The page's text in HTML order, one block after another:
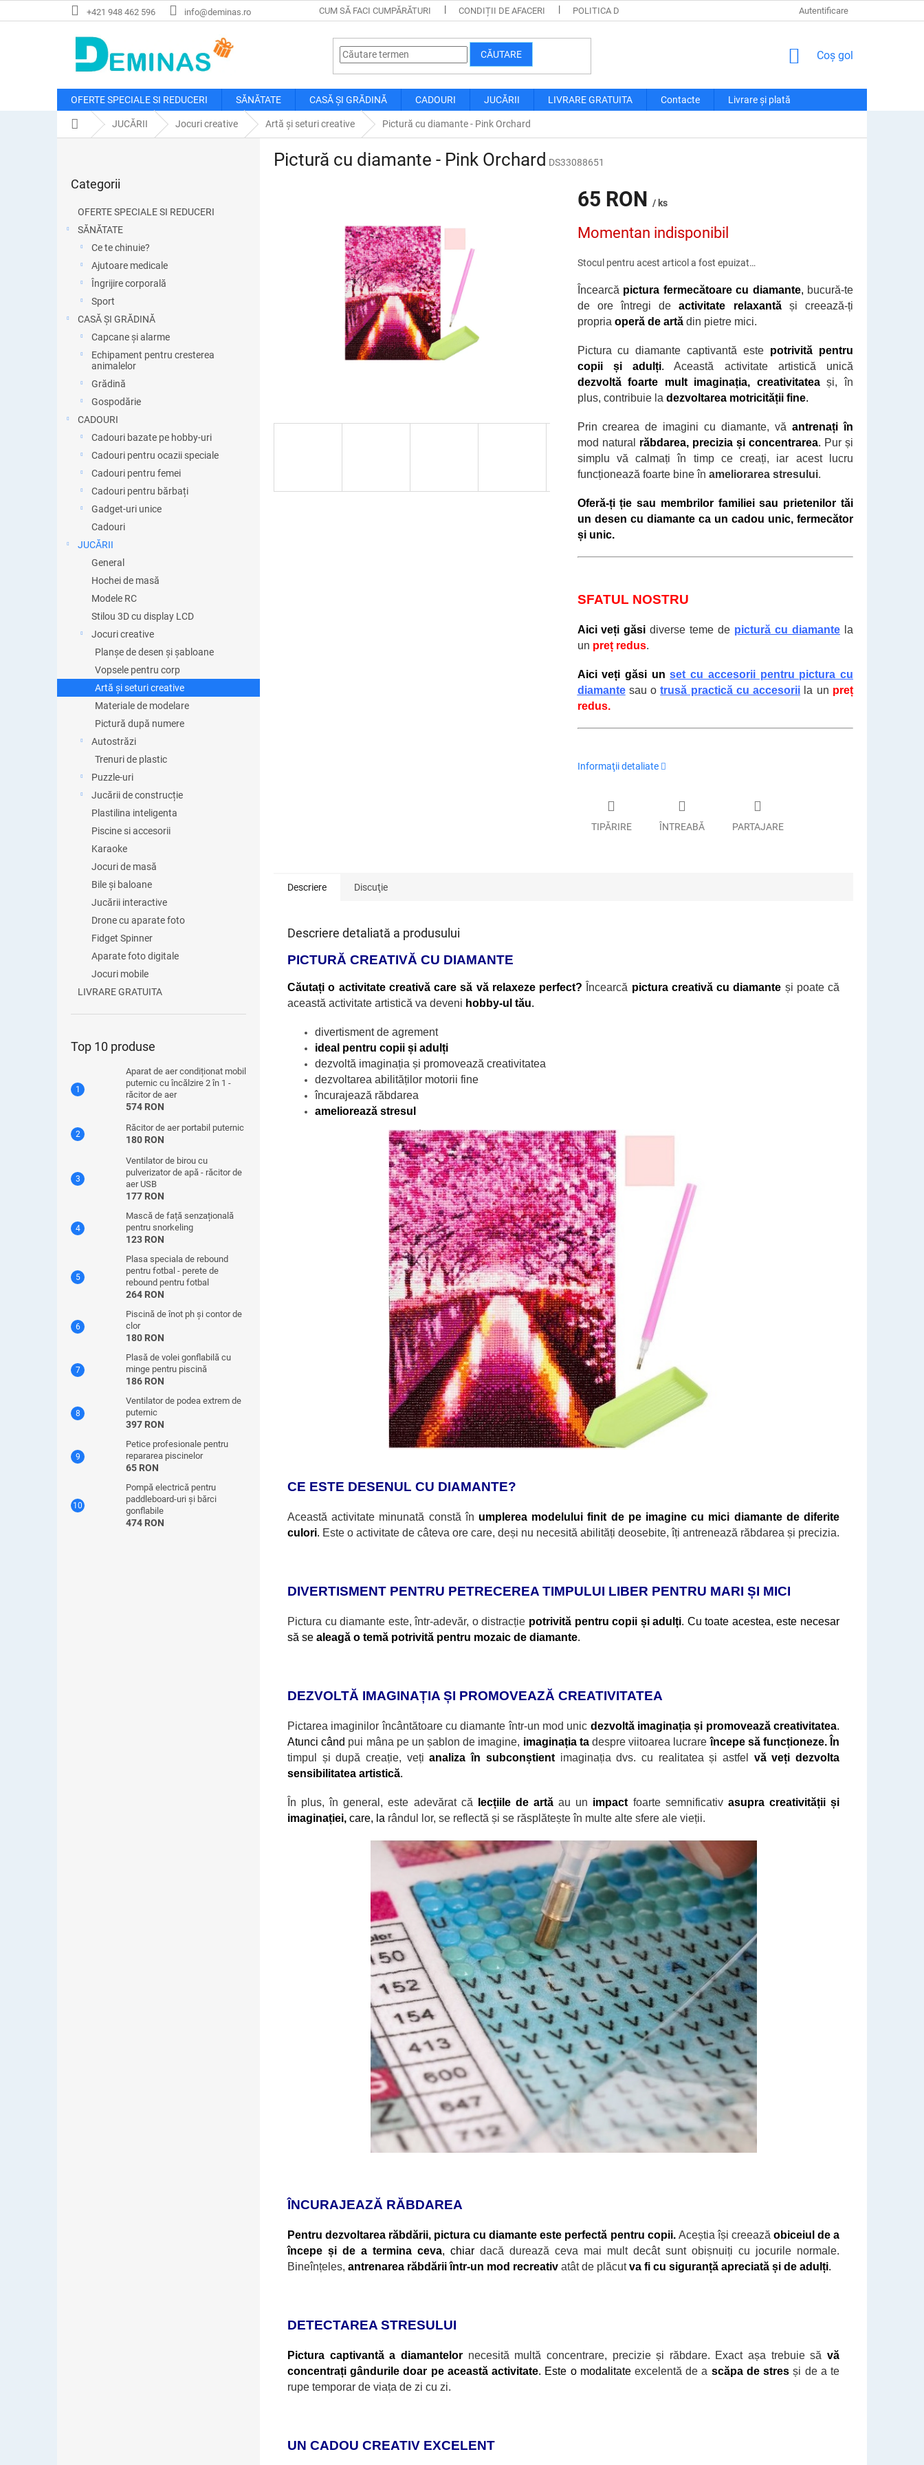
la
+421 948 462 596 info@deminas.ro CUM SĂ FACI CUMPĂRĂTURI CONDIȚII DE AFACERI POLITICA DE CONFIDENȚIALITATE LIVRARE ȘI PLATĂ RECLAMAȚII ȘI
Autentificare
CĂUTARE
COŞ
CUMPĂRĂTURI
Coş gol
OFERTE SPECIALE SI REDUCERI SĂNĂTATE CASĂ ȘI GRĂDINĂ CADOURI JUCĂRII LIVRARE GRATUITA Contacte Livrare și plată
Acasă JUCĂRII Jocuri creative Artă și seturi creative Pictură cu diamante - Pink Orchard
peste
Categorii
OFERTE SPECIALE SI REDUCERI
SĂNĂTATE
Ce te chinuie?
Ajutoare medicale
Îngrijire corporală
Sport
CASĂ ȘI GRĂDINĂ
Capcane și alarme
Echipament pentru cresterea
animalelor
Grădină
Gospodărie
CADOURI
Cadouri bazate pe hobby-uri
Cadouri pentru ocazii speciale
Cadouri pentru femei
Cadouri pentru bărbați
Gadget-uri unice
Cadouri
JUCĂRII
General
Hochei de masă
Modele RC
Stilou 3D cu display LCD
Jocuri creative
Planșe de desen și șabloane
Vopsele pentru corp
Artă și seturi creative
Materiale de modelare
Pictură după numere
Autostrăzi
Trenuri de plastic
Puzzle-uri
Jucării de construcție
Plastilina inteligenta
Piscine si accesorii
Karaoke
Jocuri de masă
Bile și baloane
Jucării interactive
Drone cu aparate foto
Fidget Spinner
Aparate foto digitale
Jocuri mobile
LIVRARE GRATUITA
Top 10 produse
Aparat de aer condiționat mobil
puternic cu încălzire 2 în 1 -
răcitor de aer
574 RON
Răcitor de aer portabil puternic
180 RON
Ventilator de birou cu
pulverizator de apă - răcitor de
aer USB
177 RON
Mască de față senzațională
pentru snorkeling
123 RON
Plasa speciala de rebound
pentru fotbal - perete de
rebound pentru fotbal
264 RON
Piscină de înot ph și contor de
clor
180 RON
Plasă de volei gonflabilă cu
minge pentru piscină
186 RON
Ventilator de podea extrem de
puternic
397 RON
Petice profesionale pentru
repararea piscinelor
65 RON
Pompă electrică pentru
paddleboard-uri și bărci
gonflabile
474 RON
Pictură cu diamante - Pink Orchard DS33088651
65 RON / ks
preţ:
Momentan indisponibil
Stocul pentru acest articol a fost epuizat…
Încearcă pictura fermecătoare cu diamante, bucură-te
de oreîntregi deactivitate relaxantă și creează-ți
propria operă de artă din pietre mici.
Pictura cu diamante captivantă este potrivită pentru
copii și adulți.Această activitate artistică unică
dezvoltă foarte mult imaginația, creativitateași,în
plus, contribuie la dezvoltarea motricității fine.
Prin crearea de imagini cu diamante, văantrenațiîn
mod natural răbdarea, precizia și concentrarea. Pur și
simplu vă calmați în timp ce creați, iar acest lucru
funcționează foarte bine în ameliorarea stresului.
Oferă-ți ție sau membrilor familiei sau prietenilor tăi
un desen cu diamante ca un cadou unic, fermecător
și unic.
SFATUL NOSTRU
Aici veți găsidiverse teme de pictură cu diamante la
un preț redus.
Aici veți găsi unset cu accesorii pentru pictura cu
diamantesau otrusă practică cu accesorii la un preț
redus.
Informaţii detaliate
TIPĂRIRE ÎNTREABĂ PARTAJARE
Descriere Discuţie
Descriere detaliată a produsului
PICTURĂ CREATIVĂ CU DIAMANTE
Căutați o activitate creativă care să vă relaxeze perfect? Încearcă pictura creativă cu diamante și poate că
această activitate artistică va deveni hobby-ul tău.
divertisment de agrement
ideal pentru copii și adulți
dezvoltă imaginația și promovează creativitatea
dezvoltarea abilităților motorii fine
încurajează răbdarea
ameliorează stresul
CE ESTE DESENUL CU DIAMANTE?
Această activitate minunată constăîn umplerea modelului finit de pe imagine cu mici diamante de diferite
culori. Este o activitate de câteva ore care, deși nu necesită abilități deosebite, îți antrenează răbdarea și precizia.
DIVERTISMENT PENTRU PETRECEREA TIMPULUI LIBER PENTRU MARI ȘI MICI
Pictura cu diamante este, într-adevăr, o distracție potrivită pentru copii și adulți. Cu toate acestea, este necesar
să se aleagă o temă potrivită pentru mozaic de diamante.
DEZVOLTĂ IMAGINAȚIA ȘI PROMOVEAZĂ CREATIVITATEA
Pictarea imaginilor încântătoare cu diamanteîntr-un mod unic dezvoltă imaginația și promovează creativitatea.
Atunci când pui mâna pe un șablon de imagine, imaginația ta despre viitoarea lucrareîncepe să funcționeze. În
timpul și după creație, vețianaliza în subconștient imaginația dvs. cu realitatea și astfel vă veți dezvolta
sensibilitatea artistică.
În plus, în general, este adevărat că lecțiile de artăau un impact foarte semnificativ asupra creativității și
imaginației, care, la rândul lor, se reflectă și se răsplătește în multe alte sfere ale vieții.
ÎNCURAJEAZĂ RĂBDAREA
Pentru dezvoltarea răbdării, pictura cu diamante este perfectă pentru copii. Aceștiaîși creează obiceiul de a
începe și de a termina ceva, chiar dacă durează ceva mai mult decât sunt obișnuiți cu jocurile normale.
Bineînțeles, antrenarea răbdării într-un mod recreativ atât de plăcutva fi cu siguranță apreciată și de adulți.
DETECTAREA STRESULUI
Pictura captivantă a diamantelor necesită multă concentrare, precizie și răbdare. Exact așa trebuie săvă
concentrați gândurile doar pe această activitate. Este o modalitateexcelentă de a scăpa de stresși de a te
rupe temporar de viața de zi cu zi.
UN CADOU CREATIV EXCELENT